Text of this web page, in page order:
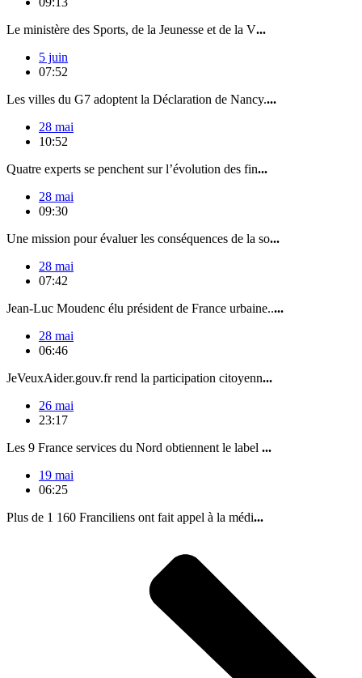
Le ministère des Sports, de la Jeunesse et de la V...
5 juin
07:52
Les villes du G7 adoptent la Déclaration de Nancy....
28 mai
10:52
Quatre experts se penchent sur l’évolution des fin...
28 mai
09:30
Une mission pour évaluer les conséquences de la so...
28 mai
07:42
Jean-Luc Moudenc élu président de France urbaine.....
28 mai
06:46
JeVeuxAider.gouv.fr rend la participation citoyenn...
26 mai
23:17
Les 9 France services du Nord obtiennent le label ...
19 mai
06:25
Plus de 1 160 Franciliens ont fait appel à la médi...